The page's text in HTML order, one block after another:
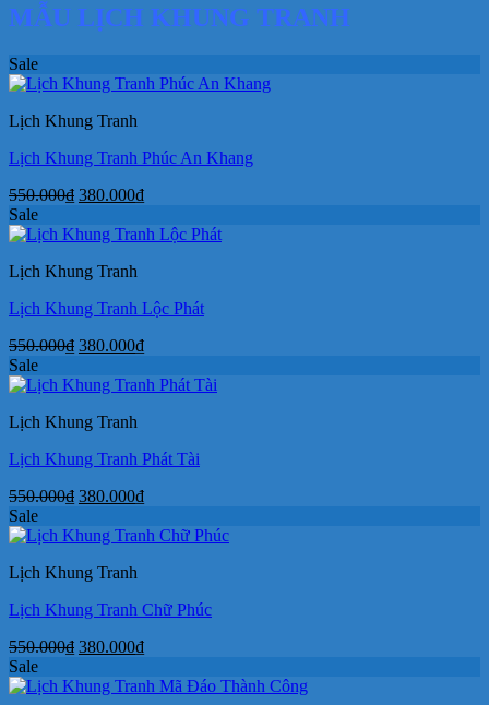
MẪU LỊCH KHUNG TRANH
Sale
Lịch Khung Tranh
Lịch Khung Tranh Phúc An Khang
550.000₫ Giá
là:
380.000₫Giá
tại
Sale
Lịch Khung Tranh
Lịch Khung Tranh Lộc Phát
550.000₫ Giá
là:
380.000₫Giá
tại
Sale
Lịch Khung Tranh
Lịch Khung Tranh Phát Tài
550.000₫ Giá
là:
380.000₫Giá
tại
Sale
Lịch Khung Tranh
Lịch Khung Tranh Chữ Phúc
550.000₫ Giá
là:
380.000₫Giá
tại
Sale